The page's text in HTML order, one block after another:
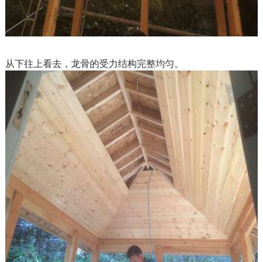
从下往上看去，龙骨的受力结构完整均匀。